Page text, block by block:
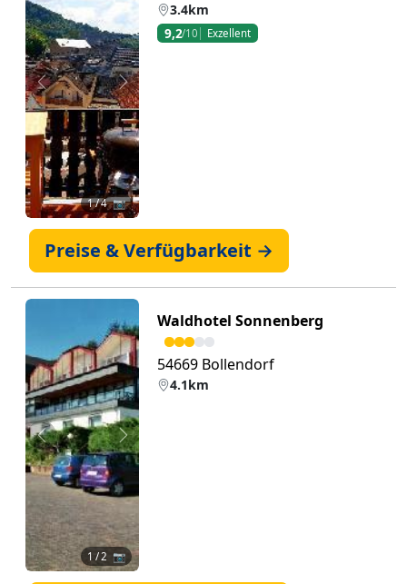
Zurück Weiter
1/ 4 📷
3.4km
9,2/10 Exzellent
Preise & Verfügbarkeit →
Zurück Weiter
1 / 2 📷
Waldhotel Sonnenberg
54669 Bollendorf
4.1km